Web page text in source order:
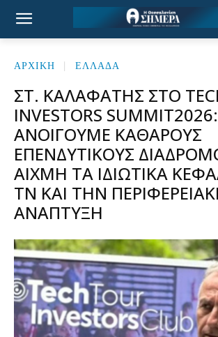
ΑΡΧΙΚΉ ΕΛΛΑΔΑ
ΣΤ. ΚΑΛΑΦΆΤΗΣ ΣΤΟ
INVESTORS SUMMIT2026:
ΑΝΟΊΓΟΥΜΕ ΚΑΘΑΡΟΎΣ
ΕΠΕΝΔΥΤΙΚΟΎΣ
ΑΙΧΜΉ ΤΑ ΙΔΙΩΤΙΚΆ
ΤΝ ΚΑΙ ΤΗΝ
ΑΝΆΠΤΥΞΗ